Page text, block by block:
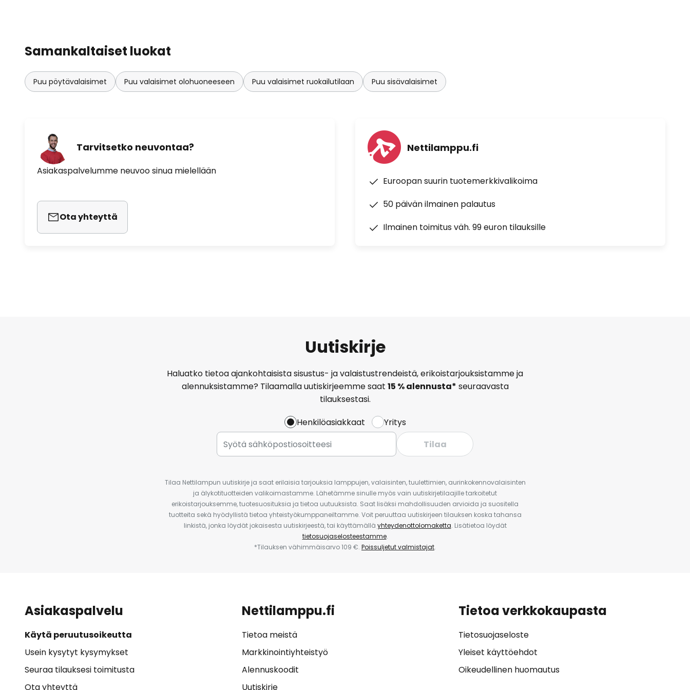
Samankaltaiset luokat
Puu pöytävalaisimet Puu valaisimet olohuoneeseen Puu valaisimet ruokailutilaan Puu sisävalaisimet
Tarvitsetko neuvontaa?
Asiakaspalvelumme neuvoo sinua mielellään
Ota yhteyttä
Nettilamppu.fi
Euroopan suurin tuotemerkkivalikoima
50 päivän ilmainen palautus
Ilmainen toimitus väh. 99 euron tilauksille
Uutiskirje
Haluatko tietoa ajankohtaisista sisustus- ja valaistustrendeistä, erikoistarjouksistamme ja
alennuksistamme? Tilaamalla uutiskirjeemme saat 15 % alennusta* seuraavasta
tilauksestasi.
Henkilöasiakkaat
Yritys
Tilaa
Tilaa Nettilampun uutiskirje ja saat erilaisia tarjouksia lamppujen, valaisinten, tuulettimien, aurinkokennovalaisinten
ja älykotituotteiden valikoimastamme. Lähetämme sinulle myös vain uutiskirjetilaajille tarkoitetut
erikoistarjouksemme, tuotesuosituksia ja tietoa uutuuksista. Saat lisäksi mahdollisuuden arvioida ja suositella
tuotteita sekä hyödyllistä tietoa yhteistyökumppaneiltamme. Voit peruuttaa uutiskirjeen tilauksen koska tahansa
linkistä, jonka löydät jokaisesta uutiskirjeestä, tai käyttämällä yhteydenottolomaketta. Lisätietoa löydät
tietosuojaselosteestamme.
*Tilauksen vähimmäisarvo 109 €. Poissuljetut valmistajat.
Asiakaspalvelu
Käytä peruutusoikeutta
Usein kysytyt kysymykset
Seuraa tilauksesi toimitusta
Ota yhteyttä
Nettilamppu.fi
Tietoa meistä
Markkinointiyhteistyö
Alennuskoodit
Uutiskirje
Tietoa verkkokaupasta
Tietosuojaseloste
Yleiset käyttöehdot
Oikeudellinen huomautus